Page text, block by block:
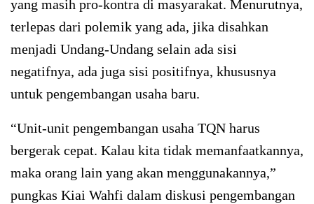
yang masih pro-kontra di masyarakat. Menurutnya,
terlepas dari polemik yang ada, jika disahkan
menjadi Undang-Undang selain ada sisi
negatifnya, ada juga sisi positifnya, khususnya
untuk pengembangan usaha baru.
“Unit-unit pengembangan usaha TQN harus
bergerak cepat. Kalau kita tidak memanfaatkannya,
maka orang lain yang akan menggunakannya,”
pungkas Kiai Wahfi dalam diskusi pengembangan